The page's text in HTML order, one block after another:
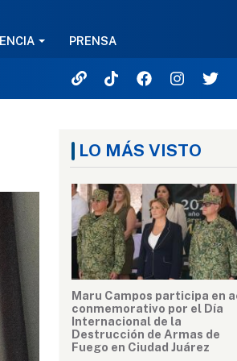
PRENSA
LO MÁS VISTO
Maru Campos participa en
conmemorativo por el Día
Internacional de la
Destrucción de Armas de
Fuego en Ciudad Juárez